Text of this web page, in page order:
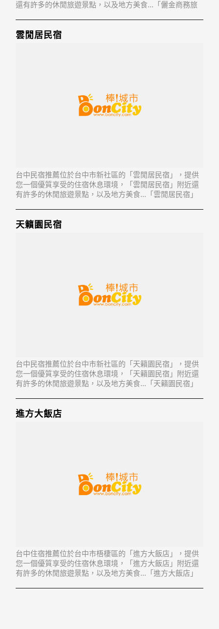
還有許多的休閒旅遊景點，以及地方美食...「儷金商務旅
雲閒居民宿
台中民宿推薦位於台中市新社區的「雲閒居民宿」，提供
您一個優質享受的住宿休息環境，「雲閒居民宿」附近還
有許多的休閒旅遊景點，以及地方美食...「雲閒居民宿」
天籟園民宿
台中民宿推薦位於台中市新社區的「天籟園民宿」，提供
您一個優質享受的住宿休息環境，「天籟園民宿」附近還
有許多的休閒旅遊景點，以及地方美食...「天籟園民宿」
進方大飯店
台中住宿推薦位於台中市梧棲區的「進方大飯店」，提供
您一個優質享受的住宿休息環境，「進方大飯店」附近還
有許多的休閒旅遊景點，以及地方美食...「進方大飯店」